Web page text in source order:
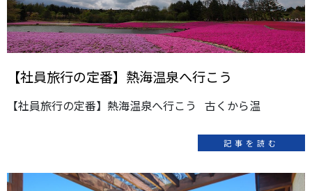
【社員旅行の定番】熱海温泉へ行こう
【社員旅行の定番】熱海温泉へ行こう 古くから温
記事を読む